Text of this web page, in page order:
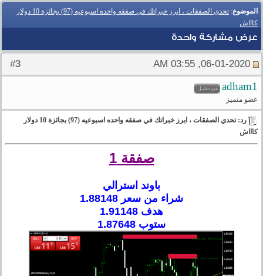
الموضوع:
تحدي الصفقات ، ابرز خبراتك في صفقه واحده اسبوعيه (97) بجائزة 10 دولار
كاااش
عرض مشاركة واحدة
3
adham1
عضو متميز
رد: تحدي الصفقات ، ابرز خبراتك في صفقه واحده اسبوعيه (97) بجائزة 10 دولار
كاااش
صفقة 1
باوند استرالي
شراء من سعر 1.88148
هدف 1.91148
ستوب 1.87648